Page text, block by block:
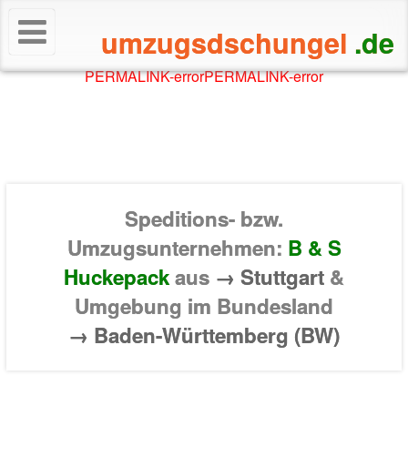
umzugsdschungel .de
PERMALINK-errorPERMALINK-error
Speditions- bzw.
Umzugsunternehmen: B & S
Huckepackaus → Stuttgart &
Umgebung im Bundesland
→ Baden-Württemberg (BW)